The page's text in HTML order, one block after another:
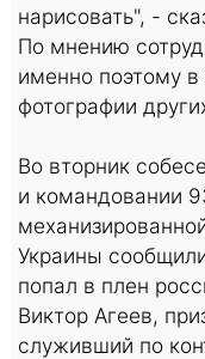
нарисовать", -
По мнению
именно поэтому
фотографии
Во вторник
и командовании
Украины
попал в плен
Виктор Агеев,
служивший по